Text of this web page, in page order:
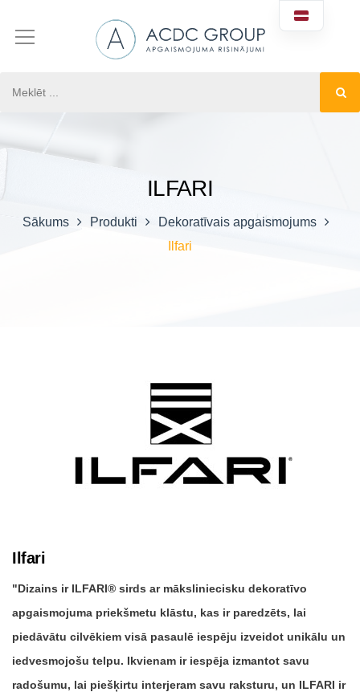
ILFARI
Sākums Produkti
Dekoratīvais apgaismojums
Ilfari
Ilfari
Dizains ir ILFARI® sirds ar māksliniecisku dekoratīvo
apgaismojuma priekšmetu klāstu, kas ir paredzēts, lai
piedāvātu cilvēkiem visā pasaulē iespēju izveidot unikālu un
iedvesmojošu telpu. Ikvienam ir iespēja izmantot savu
radošumu, lai piešķirtu interjeram savu raksturu, un ILFARI ir